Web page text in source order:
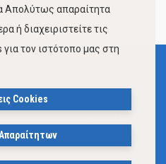
Προσωπικών Δεδομένων
Απολύτως απαραίτητα
ή διαχειριστείτε τις
τον ιστότοπο μας στη
Cookies